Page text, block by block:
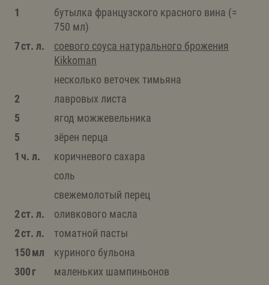
1
бутылка французского красного вина (=
750 мл)
7 ст. л.
соевого соуса натурального брожения
Kikkoman
несколько веточек тимьяна
2
лавровых листа
5
ягод можжевельника
5
зёрен перца
1 ч. л.
коричневого сахара
соль
свежемолотый перец
2 ст. л.
оливкового масла
2 ст. л.
томатной пасты
150 мл
куриного бульона
300 г
маленьких шампиньонов